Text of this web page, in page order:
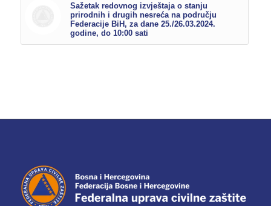
Sažetak redovnog izvještaja o stanju
prirodnih i drugih nesreća na području
Federacije BiH, za dane 25./26.03.2024.
godine, do 10:00 sati